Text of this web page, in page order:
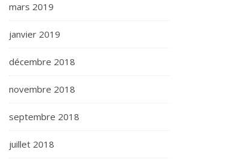
mars 2019
janvier 2019
décembre 2018
novembre 2018
septembre 2018
juillet 2018